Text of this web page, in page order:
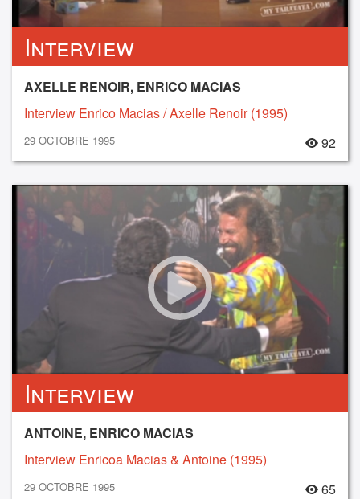
Interview
AXELLE RENOIR, ENRICO MACIAS
Interview Enrico Macias / Axelle Renoir (1995)
29 OCTOBRE 1995 92
Interview
ANTOINE, ENRICO MACIAS
Interview Enricoa Macias & Antoine (1995)
29 OCTOBRE 1995 65